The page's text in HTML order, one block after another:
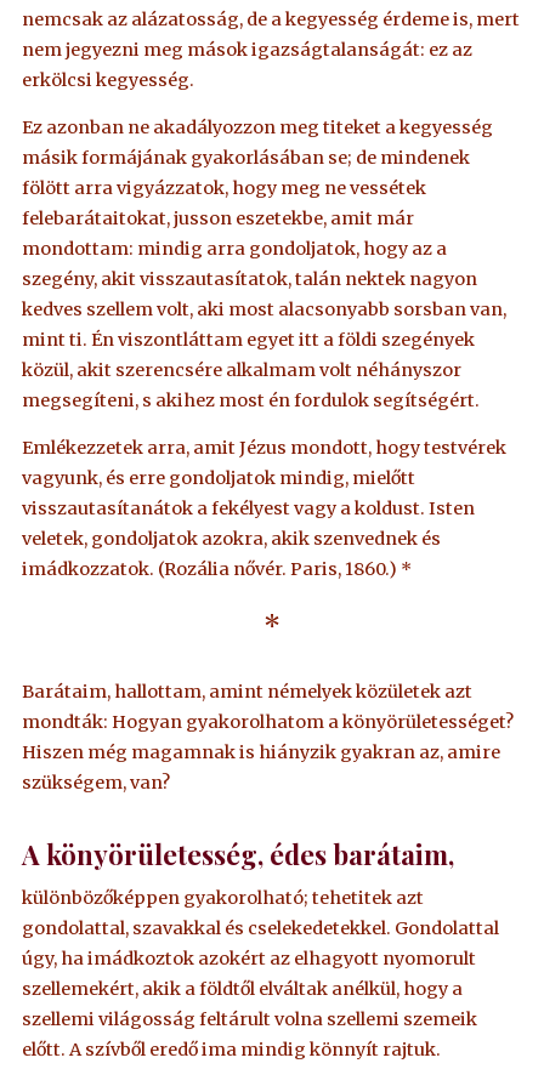
nemcsak az alázatosság, de a kegyesség érdeme is, mert
nem jegyezni meg mások igazságtalanságát: ez az
erkölcsi kegyesség.
Ez azonban ne akadályozzon meg titeket a kegyesség
másik formájának gyakorlásában se; de mindenek
fölött arra vigyázzatok, hogy meg ne vessétek
felebarátaitokat, jusson eszetekbe, amit már
mondottam: mindig arra gondoljatok, hogy az a
szegény, akit visszautasítatok, talán nektek nagyon
kedves szellem volt, aki most alacsonyabb sorsban van,
mint ti. Én viszontláttam egyet itt a földi szegények
közül, akit szerencsére alkalmam volt néhányszor
megsegíteni, s akihez most én fordulok segítségért.
Emlékezzetek arra, amit Jézus mondott, hogy testvérek
vagyunk, és erre gondoljatok mindig, mielőtt
visszautasítanátok a fekélyest vagy a koldust. Isten
veletek, gondoljatok azokra, akik szenvednek és
imádkozzatok. (Rozália nővér. Paris, 1860.) *
*
Barátaim, hallottam, amint némelyek közületek azt
mondták: Hogyan gyakorolhatom a könyörületességet?
Hiszen még magamnak is hiányzik gyakran az, amire
szükségem, van?
A könyörületesség, édes barátaim,
különbözőképpen gyakorolható; tehetitek azt
gondolattal, szavakkal és cselekedetekkel. Gondolattal
úgy, ha imádkoztok azokért az elhagyott nyomorult
szellemekért, akik a földtől elváltak anélkül, hogy a
szellemi világosság feltárult volna szellemi szemeik
előtt. A szívből eredő ima mindig könnyít rajtuk.